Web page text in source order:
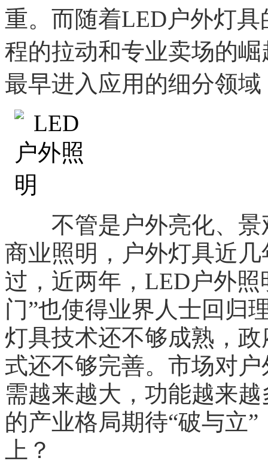
重。而随着LED户外灯
程的拉动和专业卖场的
最早进入应用的细分领
不管是户外亮化、景
商业照明，户外灯具近
过，近两年，LED户外
门”也使得业界人士回归
灯具技术还不够成熟，
式还不够完善。市场对
需越来越大，功能越来
的产业格局期待“破与立
上？